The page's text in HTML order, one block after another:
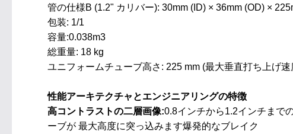
管の仕様B (1.2" カリバー): 30mm (ID) × 36mm (OD) ×
包装: 1/1
容量:0.038m3
総重量: 18 kg
ユニフォームチューブ高さ: 225 mm (最大垂直打ち上げ
性能アーキテクチャとエンジニアリングの特徴
高コントラストの二層画像:0.8インチから1.2インチまで
ーブが 最大高度に突っ込みます爆発的なブレイク